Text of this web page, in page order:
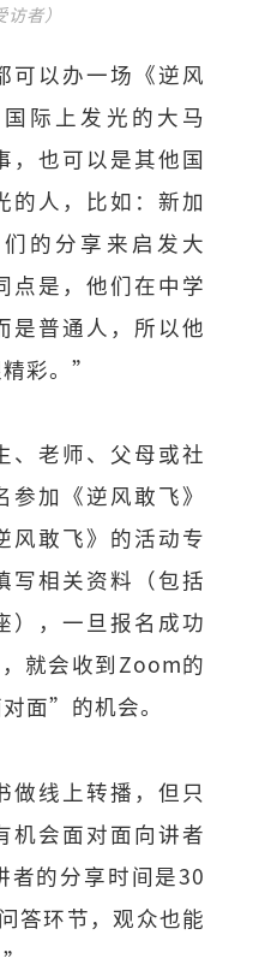
者）
可以办一场《逆风
际上发光的大马
，也可以是其他国
的人，比如：新加
的分享来启发大
点是，他们在中学
是普通人，所以他
彩。”
、老师、父母或社
加《逆风敢飞》
风敢飞》的活动专
写相关资料（包括
），一旦报名成功
就会收到Zoom的
面”的机会。
做线上转播，但只
机会面对面向讲者
者的分享时间是30
答环节，观众也能